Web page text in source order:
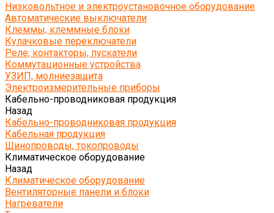
Низковольтное и электроустановочное оборудование
Автоматические выключатели
Клеммы, клеммные блоки
Кулачковые переключатели
Реле, контакторы, пускатели
Коммутационные устройства
УЗИП, молниезащита
Электроизмерительные приборы
Кабельно-проводниковая продукция
Назад
Кабельно-проводниковая продукция
Кабельная продукция
Шинопроводы, токопроводы
Климатическое оборудование
Назад
Климатическое оборудование
Вентиляторные панели и блоки
Нагреватели